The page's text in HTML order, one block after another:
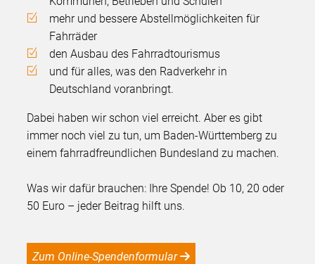
mehr und bessere Abstellmöglichkeiten für
Fahrräder
den Ausbau des Fahrradtourismus
und für alles, was den Radverkehr in
Deutschland voranbringt.
Dabei haben wir schon viel erreicht. Aber es gibt
immer noch viel zu tun, um Baden-Württemberg zu
einem fahrradfreundlichen Bundesland zu machen.
Was wir dafür brauchen: Ihre Spende! Ob 10, 20 oder
50 Euro – jeder Beitrag hilft uns.
Zum Online-Spendenformular